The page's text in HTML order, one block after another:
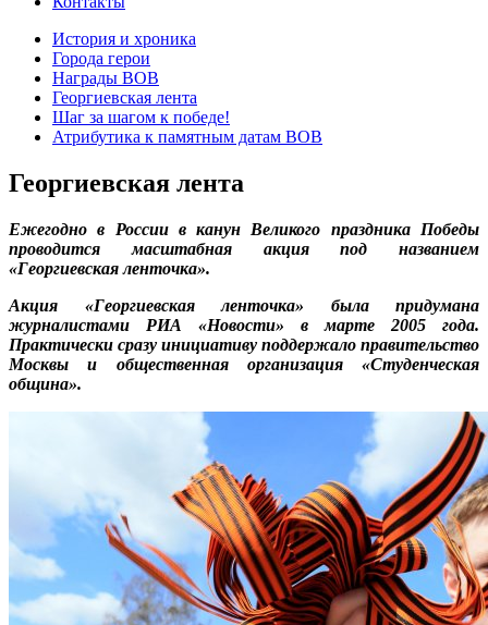
История и хроника
Города герои
Награды ВОВ
Георгиевская лента
Шаг за шагом к победе!
Атрибутика к памятным датам ВОВ
Георгиевская лента
Ежегодно в России в канун Великого праздника Победы
проводится масштабная акция под названием
«Георгиевская ленточка».
Акция «Георгиевская ленточка» была придумана
журналистами РИА «Новости» в марте 2005 года.
Практически сразу инициативу поддержало правительство
Москвы и общественная организация «Студенческая
община».